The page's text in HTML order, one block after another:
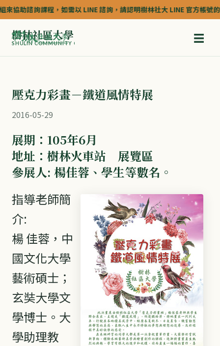
助諮詢課程，如需以 LINE 諮詢，請認明樹林社大 LINE 官方帳號
樹林社區大學
SHULIN COMMUNITY COLLEGE ☰
壓克力彩畫－鐵道風情特展
2016-05-29
展期：105年6月
地址：樹林火車站 展覽區
參展人: 楊佳蓉、學生等數名。
指導老師簡
介:
楊 佳蓉，中
國文化大學
藝術碩士；
玄奘大學文
學博士。大
學助理教